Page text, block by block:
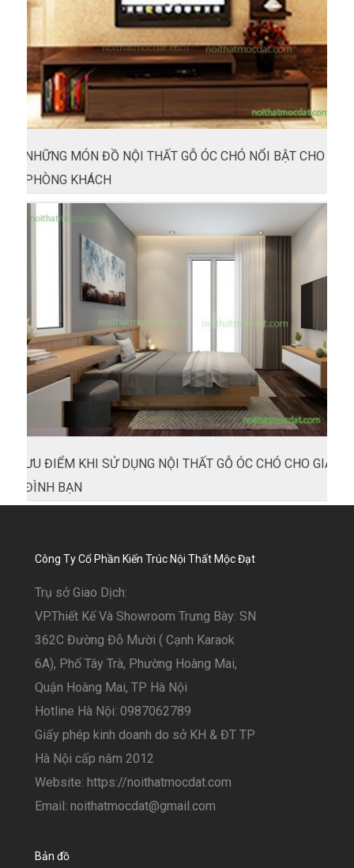
NHỮNG MÓN ĐỒ NỘI THẤT GỖ ÓC CHÓ NỔI BẬT CHO
PHÒNG KHÁCH
ƯU ĐIỂM KHI SỬ DỤNG NỘI THẤT GỖ ÓC CHÓ CHO GIA
ĐÌNH BẠN
Công Ty Cổ Phần Kiến Trúc Nội Thất Mộc Đạt
Trụ sở Giao Dịch:
VP.Thiết Kế Và Showroom Trưng Bày: SN
362C Đường Đỗ Mười ( Cạnh Karaok
6A), Phố Tây Trà, Phường Hoàng Mai,
Quận Hoàng Mai, TP Hà Nội
Hotline Hà Nội: 0987062789
Giấy phép kinh doanh do sở KH & ĐT TP
Hà Nội cấp năm 2012
Website: https://noithatmocdat.com
Email: noithatmocdat@gmail.com
Bản đồ